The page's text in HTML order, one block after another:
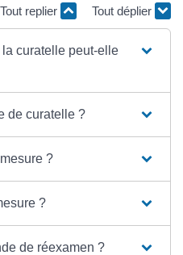
Tout replier
Tout déplier
curatelle peut-elle
de curatelle ?
?
?
de réexamen ?